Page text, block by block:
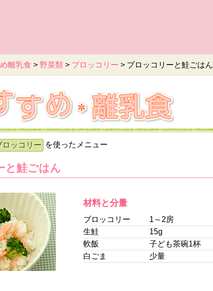
離乳食 > 野菜類 > ブロッコリー > ブロッコリーと鮭ごはん
ロッコリー を使ったメニュー
と鮭ごはん
材料と分量
ブロッコリー
1～2房
生鮭
15g
軟飯
子ども茶碗1杯
白ごま
少量